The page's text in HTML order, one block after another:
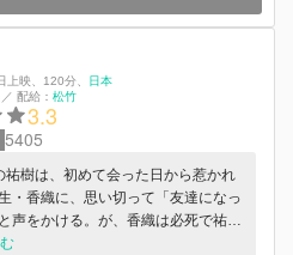
上映 120分
日本
／ 配給： 松竹
3.3
5405
祐樹は、初めて会った日から惹かれ
・香織に、思い切って「友達になっ
声をかける。が、香織は必死で祐樹
彼女には“友達のことを一週間で忘